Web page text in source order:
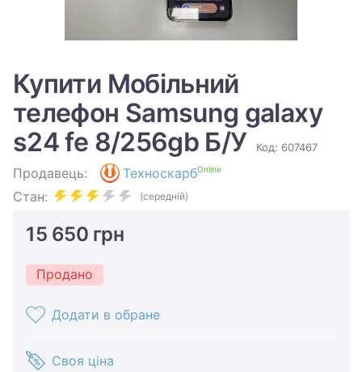
Купити Мобільний
телефон Samsung galaxy
s24 fe 8/256gb Б/У
Код: 607467
Продавець: ТехноскарбOnline
Стан: (середній)
15 650 грн
Продано
Додати в обране
Своя ціна